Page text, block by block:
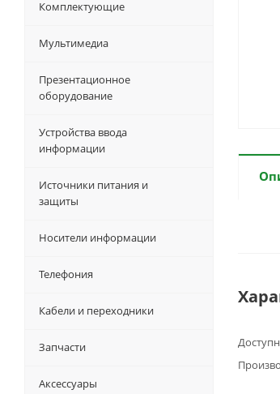
Комплектующие
Мультимедиа
Презентационное
оборудование
Устройства ввода
информации
Источники питания и
защиты
Носители информации
Телефония
Кабели и переходники
Запчасти
Аксессуары